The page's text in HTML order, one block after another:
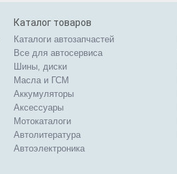
Каталог товаров
Каталоги автозапчастей
Все для автосервиса
Шины, диски
Масла и ГСМ
Аккумуляторы
Аксессуары
Мотокаталоги
Автолитература
Автоэлектроника